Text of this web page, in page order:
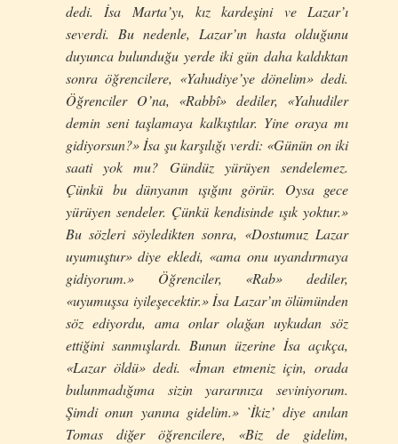
dedi. İsa Marta’yı, kız kardeşini ve Lazar’ı
severdi. Bu nedenle, Lazar’ın hasta olduğunu
duyunca bulunduğu yerde iki gün daha kaldıktan
sonra öğrencilere, «Yahudiye’ye dönelim» dedi.
Öğrenciler O’na, «Rabbî» dediler, «Yahudiler
demin seni taşlamaya kalkıştılar. Yine oraya mı
gidiyorsun?» İsa şu karşılığı verdi: «Günün on iki
saati yok mu? Gündüz yürüyen sendelemez.
Çünkü bu dünyanın ışığını görür. Oysa gece
yürüyen sendeler. Çünkü kendisinde ışık yoktur.»
Bu sözleri söyledikten sonra, «Dostumuz Lazar
uyumuştur» diye ekledi, «ama onu uyandırmaya
gidiyorum.» Öğrenciler, «Rab» dediler,
«uyumuşsa iyileşecektir.» İsa Lazar’ın ölümünden
söz ediyordu, ama onlar olağan uykudan söz
ettiğini sanmışlardı. Bunun üzerine İsa açıkça,
«Lazar öldü» dedi. «İman etmeniz için, orada
bulunmadığıma sizin yararınıza seviniyorum.
Şimdi onun yanına gidelim.» `İkiz’ diye anılan
Tomas diğer öğrencilere, «Biz de gidelim,